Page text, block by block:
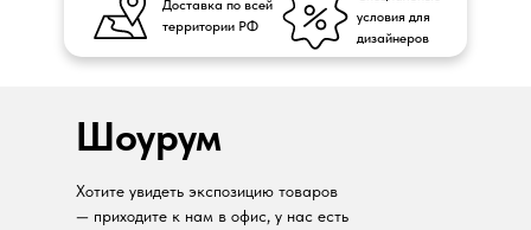
Доставка по всей
территории РФ
условия для
дизайнеров
Шоурум
Хотите увидеть экспозицию товаров
— приходите к нам в офис, у нас есть